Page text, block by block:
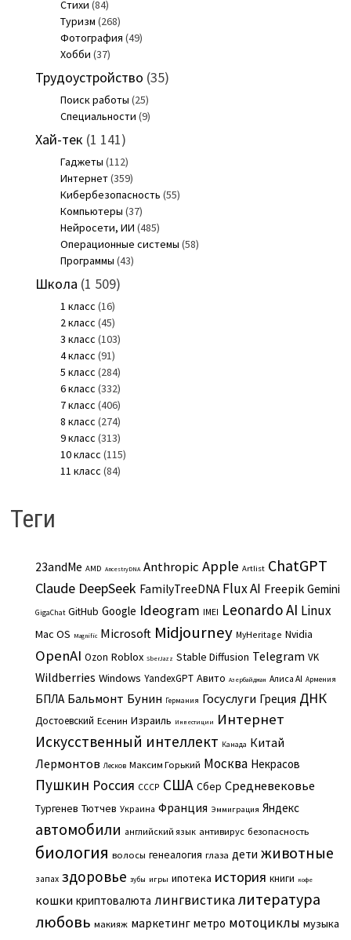
Стихи (84)
Туризм (268)
Фотография (49)
Хобби (37)
Трудоустройство (35)
Поиск работы (25)
Специальности (9)
Хай-тек (1 141)
Гаджеты (112)
Интернет(359)
Кибербезопасность (55)
Компьютеры (37)
Нейросети, ИИ (485)
Операционные системы (58)
Программы (43)
Школа (1 509)
1 класс (16)
2 класс (45)
3 класс (103)
4 класс (91)
5 класс (284)
6 класс (332)
7 класс (406)
8 класс (274)
9 класс (313)
10 класс (115)
11 класс (84)
Теги
23andMe AMD AncestryDNA Anthropic Apple Artlist ChatGPT
Claude DeepSeek FamilyTreeDNA Flux AI Freepik Gemini
GigaChat GitHub Google Ideogram IMEI Leonardo AI Linux
Mac OS Magnific Microsoft Midjourney MyHeritage Nvidia
OpenAI Ozon Roblox SberJazz Stable Diffusion Telegram VK
Wildberries Windows YandexGPT Авито Азербайджан Алиса AI Армения
БПЛА Бальмонт Бунин Германия Госуслуги Греция ДНК
Достоевский Есенин Израиль Инвестиции Интернет
Искусственный интеллект Канада Китай
Лермонтов Лесков Максим Горький Москва Некрасов
Пушкин Россия СССР США Сбер Средневековье
Тургенев Тютчев Украина Франция Эммиграция Яндекс
автомобили английский язык антивирус безопасность
биология волосы генеалогия глаза дети животные
запах здоровье зубы игры ипотека история книги кофе
кошки криптовалюта лингвистикалитература
любовь макияж маркетинг метро мотоциклы музыка